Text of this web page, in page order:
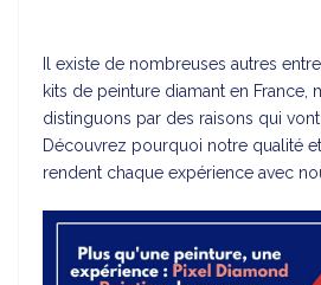
Il existe de nombreuses autres
kits de peinture diamant en France,
distinguons par des raisons qui
Découvrez pourquoi notre qualité
rendent chaque expérience avec